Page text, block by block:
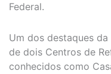
Federal.
Um dos destaques
de dois Centros de
conhecidos como